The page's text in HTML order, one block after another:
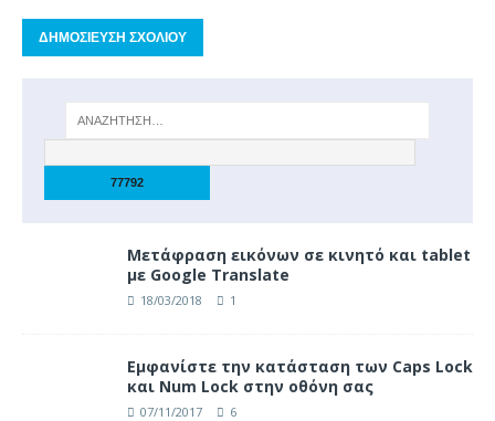
Μετάφραση εικόνων σε κινητό και tablet
με Google Translate
18/03/2018 1
Eμφανίστε την κατάσταση των Caps Lock
και Num Lock στην οθόνη σας
07/11/2017 6